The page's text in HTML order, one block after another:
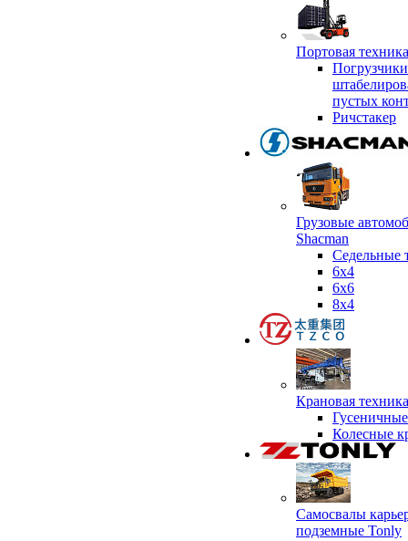
Портовая
пустых
Ричстакер
Грузовые
Shacman
Седельные
6х4
6x6
8x4
Крановая
Колесные
Самосвалы
подземные Tonly